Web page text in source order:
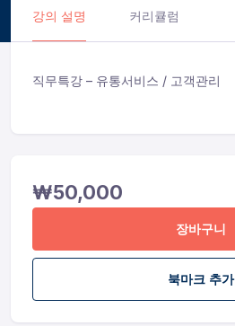
강의 설명 커리큘럼
직무특강 – 유통서비스 / 고객관리
₩50,000
장바구니
북마크 추가